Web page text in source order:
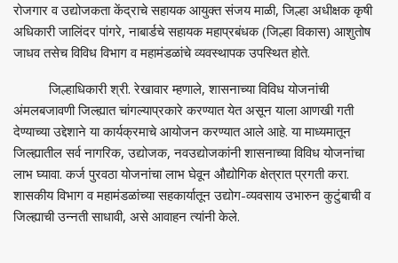
रोजगार व उद्योजकता केंद्राचे सहायक आयुक्त संजय माळी, जिल्हा अधीक्षक कृषी
अधिकारी जालिंदर पांगरे, नाबार्डचे सहायक महाप्रबंधक (जिल्हा विकास) आशुतोष
जाधव तसेच विविध विभाग व महामंडळांचे व्यवस्थापक उपस्थित होते.
जिल्हाधिकारी श्री. रेखावार म्हणाले, शासनाच्या विविध योजनांची
अंमलबजावणी जिल्ह्यात चांगल्याप्रकारे करण्यात येत असून याला आणखी गती
देण्याच्या उद्देशाने या कार्यक्रमाचे आयोजन करण्यात आले आहे. या माध्यमातून
जिल्ह्यातील सर्व नागरिक, उद्योजक, नवउद्योजकांनी शासनाच्या विविध योजनांचा
लाभ घ्यावा. कर्ज पुरवठा योजनांचा लाभ घेवून औद्योगिक क्षेत्रात प्रगती करा.
शासकीय विभाग व महामंडळांच्या सहकार्यातून उद्योग-व्यवसाय उभारुन कुटुंबाची व
जिल्ह्याची उन्नती साधावी, असे आवाहन त्यांनी केले.